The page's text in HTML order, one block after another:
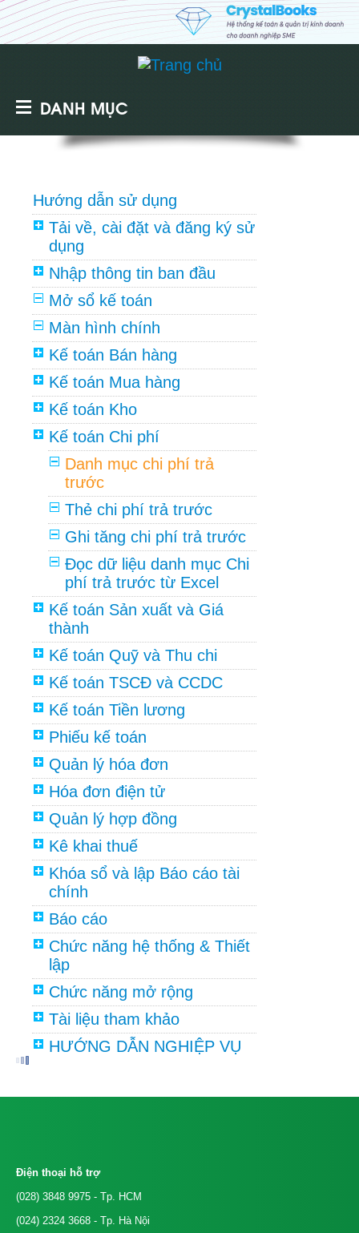
DANH MỤC
Hướng dẫn sử dụng
Tải về, cài đặt và đăng ký sử
dụng
Nhập thông tin ban đầu
Mở sổ kế toán
Màn hình chính
Kế toán Bán hàng
Kế toán Mua hàng
Kế toán Kho
Kế toán Chi phí
Danh mục chi phí trả
trước
Thẻ chi phí trả trước
Ghi tăng chi phí trả trước
Đọc dữ liệu danh mục Chi
phí trả trước từ Excel
Kế toán Sản xuất và Giá
thành
Kế toán Quỹ và Thu chi
Kế toán TSCĐ và CCDC
Kế toán Tiền lương
Phiếu kế toán
Quản lý hóa đơn
Hóa đơn điện tử
Quản lý hợp đồng
Kê khai thuế
Khóa sổ và lập Báo cáo tài
chính
Báo cáo
Chức năng hệ thống & Thiết
lập
Chức năng mở rộng
Tài liệu tham khảo
HƯỚNG DẪN NGHIỆP VỤ
Điện thoại hỗ trợ
(028) 3848 9975 - Tp. HCM
(024) 2324 3668 - Tp. Hà Nội